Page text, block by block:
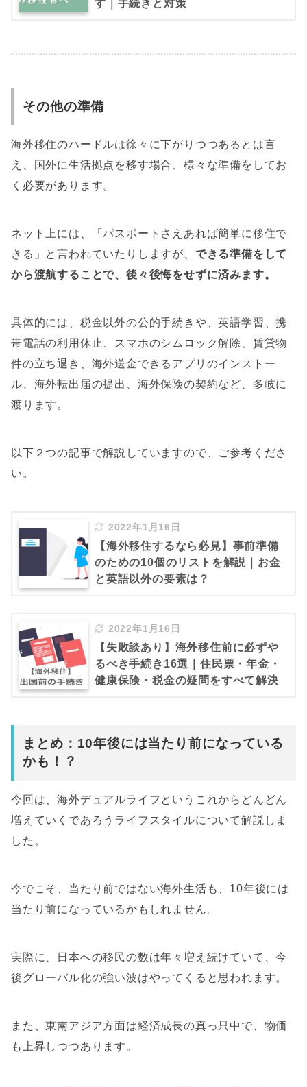
す｜手続きと対策
その他の準備
海外移住のハードルは徐々に下がりつつあるとは言
え、国外に生活拠点を移す場合、様々な準備をしてお
く必要があります。
ネット上には、「パスポートさえあれば簡単に移住で
きる」と言われていたりしますが、 できる準備をして
から渡航することで、後々後悔をせずに済みます。
具体的には、税金以外の公的手続きや、英語学習、携
帯電話の利用休止、スマホのシムロック解除、賃貸物
件の立ち退き、海外送金できるアプリのインストー
ル、海外転出届の提出、海外保険の契約など、多岐に
渡ります。
以下２つの記事で解説していますので、ご参考くださ
い。
2022年1月16日
【海外移住するなら必見】事前準備
のための10個のリストを解説｜お金
と英語以外の要素は？
2022年1月16日
【失敗談あり】海外移住前に必ずや
るべき手続き16選｜住民票・年金・
健康保険・税金の疑問をすべて解決
まとめ：10年後には当たり前になっている
かも！？
今回は、海外デュアルライフというこれからどんどん
増えていくであろうライフスタイルについて解説しま
した。
今でこそ、当たり前ではない海外生活も、10年後には
当たり前になっているかもしれません。
実際に、日本への移民の数は年々増え続けていて、今
後グローバル化の強い波はやってくると思われます。
また、東南アジア方面は経済成長の真っ只中で、物価
も上昇しつつあります。